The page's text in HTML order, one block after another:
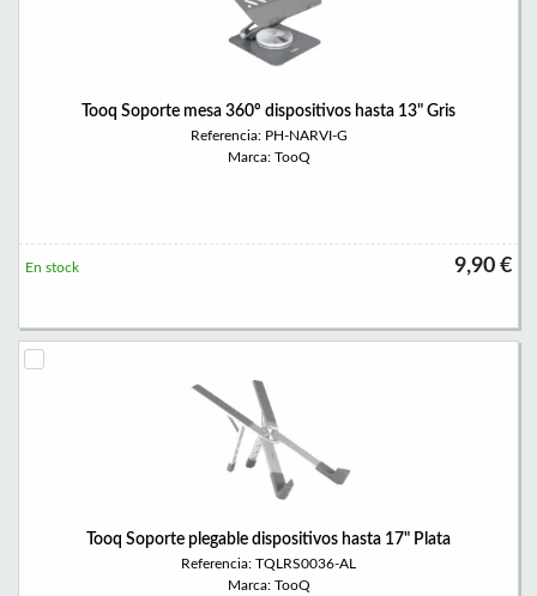
Tooq Soporte mesa 360º dispositivos hasta 13" Gris
Referencia: PH-NARVI-G
Marca: TooQ
9,90 €
En stock
Tooq Soporte plegable dispositivos hasta 17" Plata
Referencia: TQLRS0036-AL
Marca: TooQ